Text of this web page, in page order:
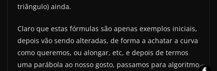
triângulo) ainda.
Claro que estas fórmulas são apenas exemplos iniciais,
depois vão sendo alteradas, de forma a achatar a curva
como queremos, ou alongar, etc, e depois de termos
uma parábola ao nosso gosto, passamos para algoritmo